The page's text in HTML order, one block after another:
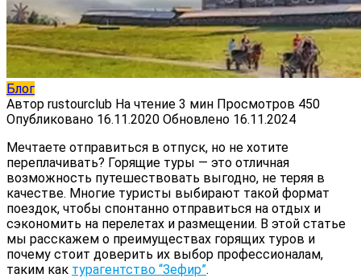
Блог
Автор rustourclub На чтение 3 мин Просмотров 450
Опубликовано 16.11.2020 Обновлено 16.11.2024
Мечтаете отправиться в отпуск, но не хотите
переплачивать? Горящие туры — это отличная
возможность путешествовать выгодно, не теряя в
качестве. Многие туристы выбирают такой формат
поездок, чтобы спонтанно отправиться на отдых и
сэкономить на перелетах и размещении. В этой статье
мы расскажем о преимуществах горящих туров и
почему стоит доверить их выбор профессионалам,
таким как турагентство “Зефир”.